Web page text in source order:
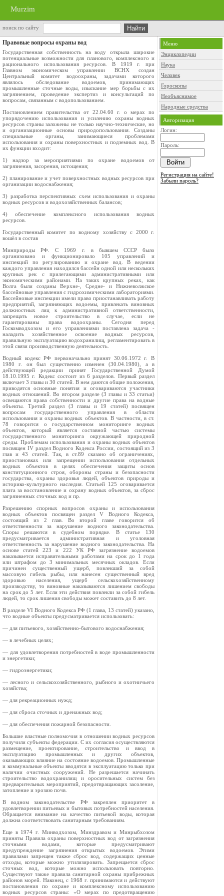
Murzim
поиск по сайту
Правовые вопросы охраны вод
Государственная собственность на воду открыла широкие
потенциальные возможности для планового, комплексного и
рационального использования ресурсов. В 1919 г. при
Главном экономическом управлении ВСНХ создан
Центральный комитет водоохраны, задачами которого
являлось обследование водоемов, принимающих
промышленные сточные воды, изыскание мер борьбы с их
загрязнением, проведение экспертиз и консультаций по
вопросам, связанным с водопользованием.
Постановлением правительства от 22.04.60 г. о мерах по
упорядочению использования и усилению охраны водных
ресурсов страны заложены не только научно-технические, но
и организационные основы природопользования. Созданы
специальные органы, занимающиеся проблемами
использования и охраны поверхностных и подземных вод. В
их функции входит:
1) надзор за мероприятиями по охране водоемов от
загрязнения, засорения, истощения;
2) планирование и учет поверхностных водных ресурсов при
организации водоснабжения;
3) разработка перспективных схем использования и охраны
водных ресурсов и водохозяйственных балансов;
4) обеспечение комплексного использования водных
ресурсов.
Государственный комитет по водному хозяйству с 2000 г.
вошёл в состав
Минприроды РФ. С 1969 г. в бывшем СССР было
организовано и функционировало 105 управлений и
инспекций по регулированию и охране вод. В ведении
каждого управления находился бассейн одной или нескольких
крупных рек с прилегающими административными или
экономическими районами. На таких крупных реках, как
Волга были созданы Верхне-, Средне- и Нижневолжское
бассейновые управления с гидрохимическими лабораториями.
Бассейновые инспекции имели право приостанавливать работу
предприятий, загрязняющих водоемы, привлекать виновных
должностных лиц к административной ответственности,
запрещать новое строительство в случае, если не
гарантированы права водоохраны. Сегодня перед
Госкомводхозом и его управлениями поставлена задача -
наладить хозяйственное освоение водных ресурсов,
правильную эксплуатацию водохранилищ, регламентировать в
этой связи производственную деятельность.
Водный кодекс РФ первоначально принят 30.06.1972 г. В
1980 г. он был существенно изменен (30.04.1980), а в
действующей редакции принят Государственной Думой
18.10.1995 г. Кодекс состоит из 6 разделов. Первый раздел
включает 3 главы и 30 статей. В нем даются общие положения,
приводятся основные понятия и оговариваются участники
водных отношений. Во втором разделе (3 главы и 33 статьи)
освещаются права собственности и другие права на водные
объекты. Третий раздел (3 главы и 19 статей) посвящен
вопросам государственного управления в области
использования и охраны водных объектов. В частности, в ст.
78 говорится о государственном мониторинге водных
объектов, который является составной частью системы
государственного мониторинга окружающей природной
среды. Проблемам использования и охраны водных объектов
посвящен IV раздел Водного Кодекса России, состоящий из 3
глав и 43 статей. Так, в ст.89 сказано об ограничениях,
приостановках или запрещении использования отдельных
водных объектов в целях обеспечения защиты основ
конституционного строя, обороны страны и безопасности
государства, охраны здоровья людей, объектов природы и
историко-культурного наследия. Статьей 125 оговаривается
плата за восстановление и охрану водных объектов, за сброс
загрязненных сточных вод и пр.
Разрешению спорных вопросов охраны и использования
водных объектов посвящен раздел V Водного Кодекса,
состоящий из 2 глав. Во второй главе говорится об
ответственности за нарушение водного законодательства.
Споры решаются в судебном порядке. В статье 130
предусматривается административная и уголовная
ответственность за нарушение водного законодательства. На
основе статей 223 и 222 УК РФ загрязнение водоемов
наказывается исправительными работами на срок до 1 года
или штрафом до 3 минимальных месячных окладов. Если
причинен существенный ущерб, повлекший за собой
массовую гибель рыбы, или нанесен существенный вред
здоровью населения, ущерб сельскохозяйственному
производству, то виновные наказываются лишением свободы
на срок до 5 лет. Если эти действия повлекли за собой гибель
людей, то срок лишения свободы может составить до 8 лет.
В разделе VI Водного Кодекса РФ (1 глава, 13 статей) указано,
что водные объекты предусматривается использовать:
— для питьевого, хозяйственно-бытового водоснабжения;
— в лечебных целях;
— для удовлетворения потребностей в воде промышленности
и энергетики;
— гидроэнергетики;
— лесного и сельскохозяйственного, рыбного и охотничьего
хозяйства;
— для рекреационных нужд;
— для сброса сточных и дренажных вод;
— для обеспечения пожарной безопасности.
Большие властные полномочия в отношении водных ресурсов
получили субъекты федерации. С их согласия осуществляются
размещение, проектирование, строительство и ввод в
эксплуатацию промышленных и других объектов,
оказывающих влияние на состояние водоемов. Промышленные
и коммунальные объекты вводятся в эксплуатацию только при
наличии очистных сооружений. Не разрешается начинать
строительство водохранилищ и оросительных систем без
предварительных мероприятий, предотвращающих засоление,
затопление и эрозию почв.
В водном законодательстве РФ закреплен приоритет в
удовлетворении питьевых и бытовых потребностей населения.
Обращается внимание на качество питьевой воды, которая
должна соответствовать санитарным требованиям.
Еще в 1974 г. Минводхозом, Минздравом и Минрыбхозом
приняты Правила охраны поверхностных вод от загрязнения
сточными водами, которые предусматривают
предупреждение загрязнения открытых водоемов. Этими
правилами запрещен также сброс вод, содержащих ценные
отходы, которые можно утилизировать. Запрещается сброс
сточных вод, которые можно использовать повторно.
Существуют также правила санитарной охраны прибрежных
районов морей. Наконец, с 1968 г. принимаются и действуют
постановления по охране и комплексному использованию
водных ресурсов страны: «О мерах по предотвращению
Меню
Энциклопедии
Наука
Человек
Гороскопы
Необъяснимое
Народные средства
Авторизация
Логин:
Пароль:
Регистрация на сайте!
Забыли пароль?